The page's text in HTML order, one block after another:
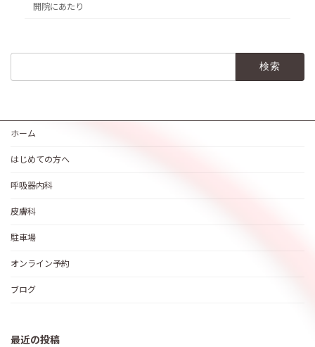
開院にあたり
ホーム
はじめての方へ
呼吸器内科
皮膚科
駐車場
オンライン予約
ブログ
最近の投稿